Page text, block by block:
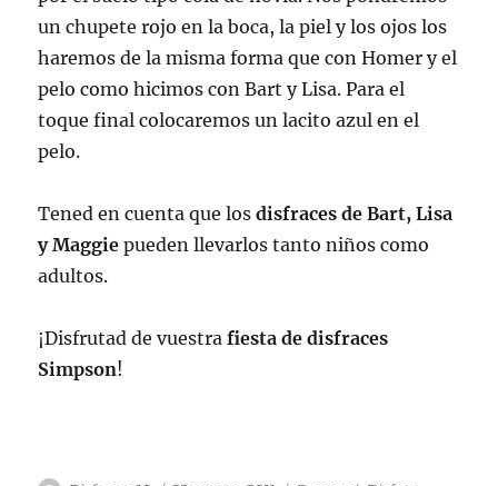
un chupete rojo en la boca, la piel y los ojos los
haremos de la misma forma que con Homer y el
pelo como hicimos con Bart y Lisa. Para el
toque final colocaremos un lacito azul en el
pelo.
Tened en cuenta que losdisfraces de Bart, Lisa
y Maggie pueden llevarlos tanto niños como
adultos.
¡Disfrutad de vuestrafiesta de disfraces
Simpson!